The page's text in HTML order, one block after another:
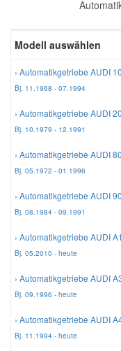
Modell auswählen
› Automatikgetriebe AUDI
Bj. 11.1968 - 07.1994
› Automatikgetriebe AUDI
Bj. 10.1979 - 12.1991
› Automatikgetriebe AUDI 80
Bj. 05.1972 - 01.1996
› Automatikgetriebe AUDI 90
Bj. 08.1984 - 09.1991
› Automatikgetriebe AUDI A1
Bj. 05.2010 - heute
› Automatikgetriebe AUDI
Bj. 09.1996 - heute
› Automatikgetriebe AUDI
Bj. 11.1994 - heute
Zündanlage und